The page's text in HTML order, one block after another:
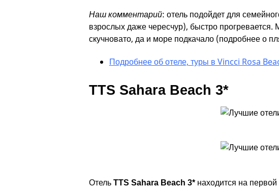
Наш комментарий: отель подойдет для
взрослых даже чересчур), быстро
скучновато, да и море подкачало (подробнее о
Подробнее об отеле, туры в Vincci Rosa
TTS Sahara Beach 3*
Отель TTS Sahara Beach 3*находится на